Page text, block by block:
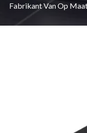
Fabrikant Van Op